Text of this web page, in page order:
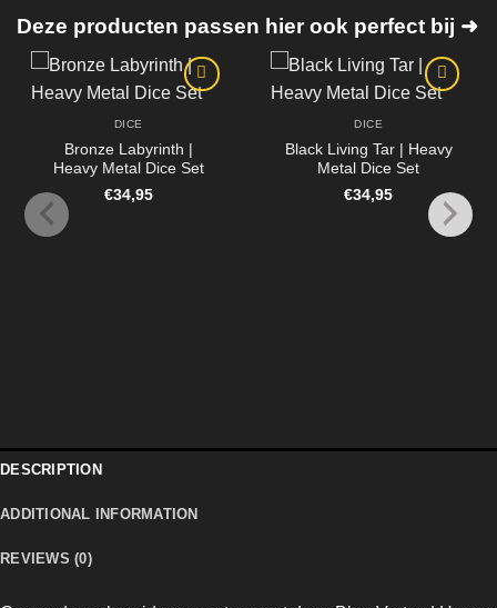
Deze producten passen hier ook perfect bij ➜
DICE
Bronze Labyrinth |
Heavy Metal Dice Set
€34,95
DICE
Black Living Tar | Heavy
Metal Dice Set
€34,95
DESCRIPTION
ADDITIONAL INFORMATION
REVIEWS (0)